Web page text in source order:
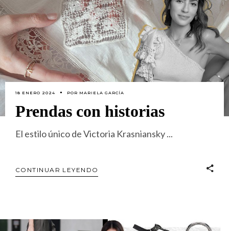
18 ENERO 2024 POR MARIELA GARCÍA
Prendas con historias
El estilo único de Victoria Krasniansky
CONTINUAR LEYENDO